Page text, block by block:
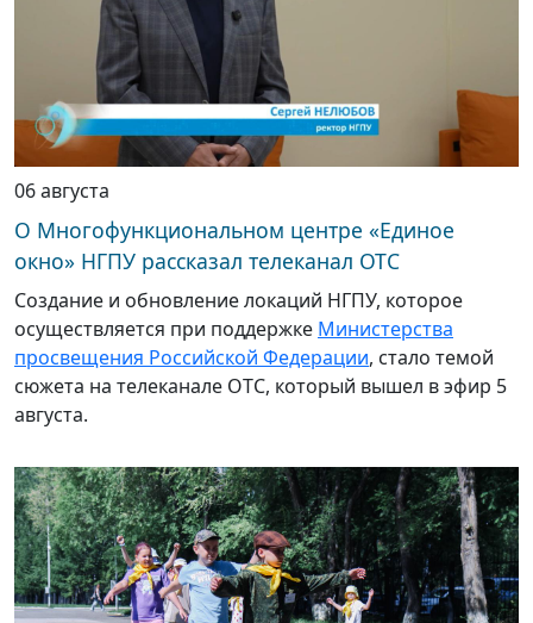
06 августа
О Многофункциональном центре «Единое
окно» НГПУ рассказал телеканал ОТС
Создание и обновление локаций НГПУ, которое
осуществляется при поддержке Министерства
просвещения Российской Федерации, стало темой
сюжета на телеканале ОТС, который вышел в эфир 5
августа.